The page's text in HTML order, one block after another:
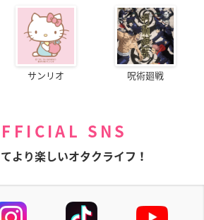
サンリオ 呪術廻戦
SNS
より楽しいオタクライフ！